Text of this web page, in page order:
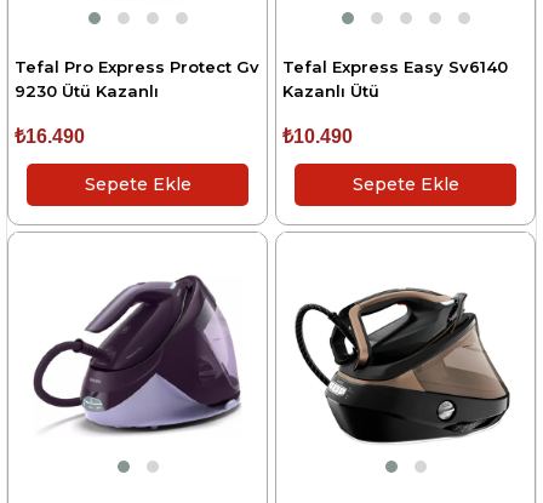
Tefal Pro Express Protect Gv
9230 Ütü Kazanlı
₺16.490
Sepete Ekle
Tefal Express Easy Sv6140
Kazanlı Ütü
₺10.490
Sepete Ekle